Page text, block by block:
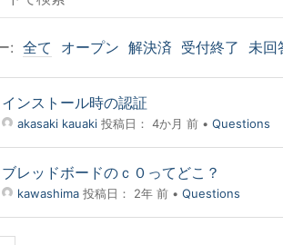
: 全て オープン 解決済 受付終了 未回
インストール時の認証
akasaki kauaki 投稿日： 4か月 前 • Questions
ブレッドボードのｃ０ってどこ？
kawashima 投稿日： 2年 前 • Questions